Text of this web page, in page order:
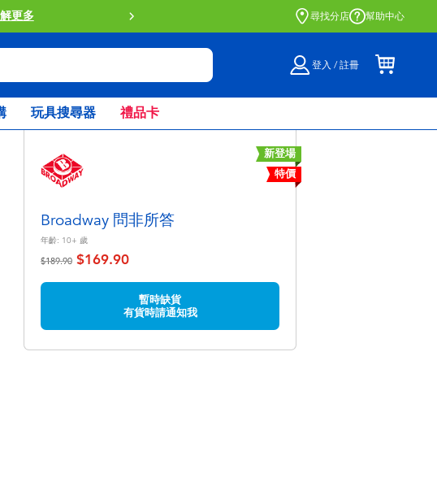
更多 門店自取服務 網上購買並在店內
尋找分店 幫助中心
登入 / 註冊
玩具搜尋器 禮品卡
新登場
特價
Broadway 問非所答
年齡: 10+ 歲
價格從
$189.90至$169.90
暫時缺貨
有貨時請通知我